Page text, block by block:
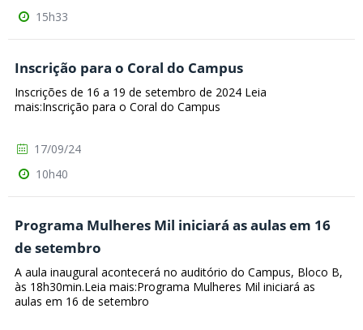
15h33
Inscrição para o Coral do Campus
Inscrições de 16 a 19 de setembro de 2024 Leia
mais:Inscrição para o Coral do Campus
17/09/24
10h40
Programa Mulheres Mil iniciará as aulas em 16
de setembro
A aula inaugural acontecerá no auditório do Campus, Bloco B,
às 18h30min.Leia mais:Programa Mulheres Mil iniciará as
aulas em 16 de setembro